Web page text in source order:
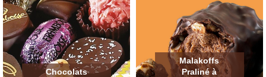
Chocolats
Malakoffs
Praliné à